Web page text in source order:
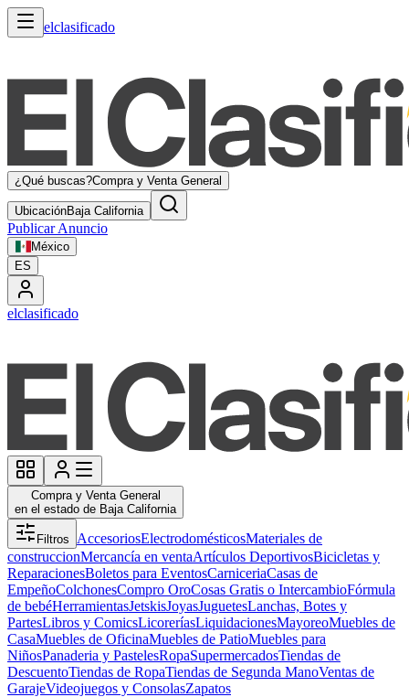
elclasificado
¿Qué buscas?Compra y Venta General
UbicaciónBaja California
Publicar Anuncio
México
ES
elclasificado
Compra y Venta General
en el estado de Baja California
Filtros AccesoriosElectrodomésticosMateriales de
construccionMercancía en ventaArtículos DeportivosBicicletas y
ReparacionesBoletos para EventosCarniceriaCasas de
EmpeñoColchonesCompro OroCosas Gratis o IntercambioFórmula
de bebéHerramientasJetskisJoyasJuguetesLanchas, Botes y
PartesLibros y ComicsLicoreríasLiquidacionesMayoreoMuebles de
CasaMuebles de OficinaMuebles de PatioMuebles para
NiñosPanaderia y PastelesRopaSupermercadosTiendas de
DescuentoTiendas de RopaTiendas de Segunda ManoVentas de
GarajeVideojuegos y ConsolasZapatos